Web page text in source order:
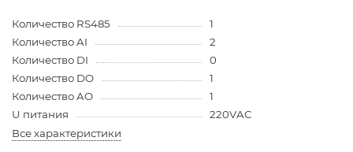
Количество RS485
1
Количество AI
2
Количество DI
0
Количество DO
1
Количество AO
1
U питания
220VAC
Все характеристики